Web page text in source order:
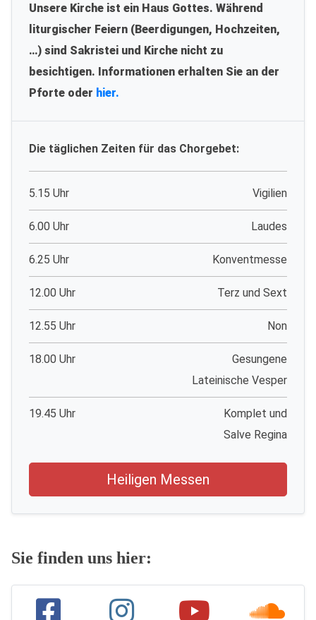
Unsere Kirche ist ein Haus Gottes. Während
liturgischer Feiern (Beerdigungen, Hochzeiten,
…) sind Sakristei und Kirche nicht zu
besichtigen. Informationen erhalten Sie an der
Pforte oder hier.
Die täglichen Zeiten für das Chorgebet:
5.15 Uhr Vigilien
6.00 Uhr Laudes
6.25 Uhr Konventmesse
12.00 Uhr Terz und Sext
12.55 Uhr Non
18.00 Uhr
Gesungene
Lateinische Vesper
19.45 Uhr
Komplet und
Salve Regina
Heiligen Messen
Sie finden uns hier: